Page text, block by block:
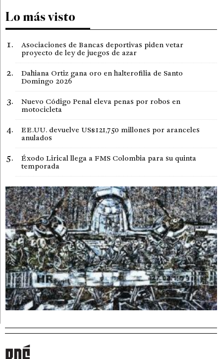
Lo más visto
Asociaciones de Bancas deportivas piden vetar
proyecto de ley de juegos de azar
Dahiana Ortiz gana oro en halterofilia de Santo
Domingo 2026
Nuevo Código Penal eleva penas por robos en
motocicleta
EE.UU. devuelve US$121,750 millones por aranceles
anulados
Éxodo Lirical llega a FMS Colombia para su quinta
temporada